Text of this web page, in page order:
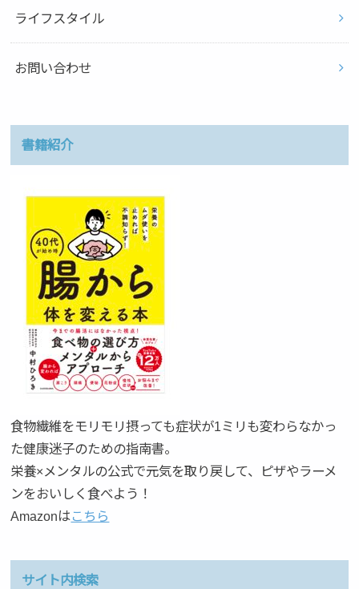
ライフスタイル
お問い合わせ
書籍紹介
食物繊維をモリモリ摂っても症状が1ミリも変わらなかっ
た健康迷子のための指南書。
栄養×メンタルの公式で元気を取り戻して、ピザやラーメ
ンをおいしく食べよう！
Amazonはこちら
サイト内検索